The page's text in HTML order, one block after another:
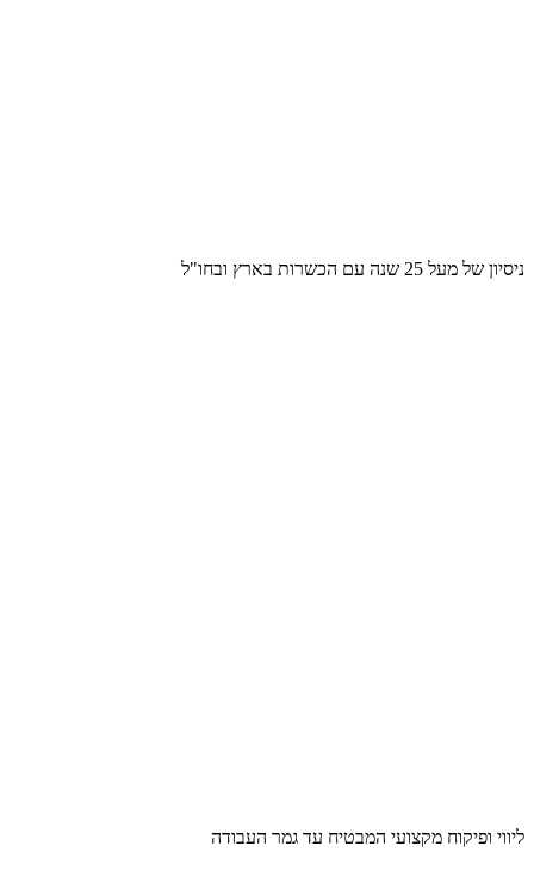
ניסיון של מעל 25 שנה עם הכשרות בארץ ובחו"ל
ליווי ופיקוח מקצועי המבטיח עד גמר העבודה